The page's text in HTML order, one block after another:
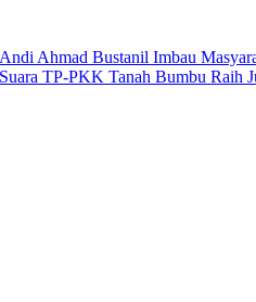
Ahmad Bustanil Imbau
TP-PKK Tanah Bumbu Raih